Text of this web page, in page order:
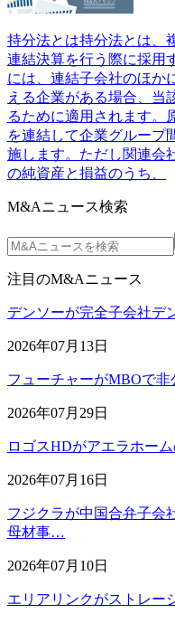
持分法とは持分法とは、
連結決算を行う際に採用
には、連結子会社のほか
える企業がある場合、当
るために適用されます。
を連結して企業グループ
施します。ただし関連会
の純資産と損益のうち、
M&Aニュース検索
注目のM&Aニュース
デンソーが完全子会社デ
2026年07月13日
フューチャーがMBOで非
2026年07月29日
ロゴスHDがアエラホー
2026年07月16日
フジクラが中国合弁子
母材事…
2026年07月10日
エリアリンクがストレー